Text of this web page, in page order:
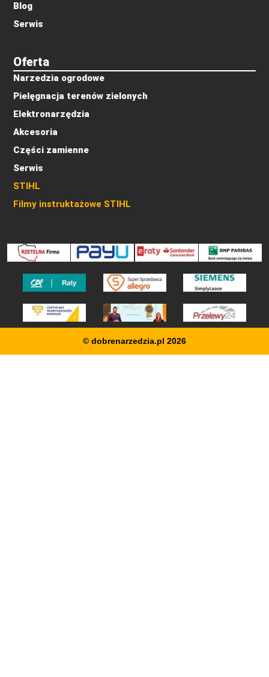
Oferta
Narzedzia ogrodowe
Pielęgnacja terenów zielonych
Elektronarzędzia
Akcesoria
Części zamienne
Serwis
STIHL
Filmy instruktażowe STIHL
Blog
Serwis
© dobrenarzedzia.pl 2026